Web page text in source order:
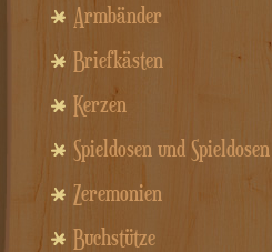
Armbänder
Briefkästen
Kerzen
Spieldosen und Spieldosen
Zeremonien
Buchstütze